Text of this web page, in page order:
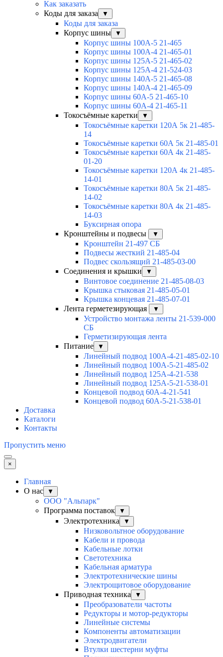
Как заказать
Коды для заказа
▼
Коды для заказа
Корпус шины
▼
Корпус шины 100А-5 21-465
Корпус шины 100А-4 21-465-01
Корпус шины 125А-5 21-465-02
Корпус шины 125А-4 21-524-03
Корпус шины 140А-5 21-465-08
Корпус шины 140А-4 21-465-09
Корпус шины 60А-5 21-465-10
Корпус шины 60А-4 21-465-11
Токосъёмные каретки
▼
Токосъёмные каретки 120А 5к 21-485-
14
Токосъёмные каретки 60А 5к 21-485-01
Токосъёмные каретки 60А 4к 21-485-
01-20
Токосъёмные каретки 120А 4к 21-485-
14-01
Токосъёмные каретки 80А 5к 21-485-
14-02
Токосъёмные каретки 80А 4к 21-485-
14-03
Буксирная опора
Кронштейны и подвесы
▼
Кронштейн 21-497 СБ
Подвесы жесткий 21-485-04
Подвес скользящий 21-485-03-00
Соединения и крышки
▼
Винтовое соединение 21-485-08-03
Крышка стыковая 21-485-05-01
Крышка концевая 21-485-07-01
Лента герметезирующая
▼
Устройство монтажа ленты 21-539-000
СБ
Герметизирующая лента
Питание
▼
Линейный подвод 100А-4-21-485-02-10
Линейный подвод 100А-5-21-485-02
Линейный подвод 125А-4-21-538
Линейный подвод 125А-5-21-538-01
Концевой подвод 60А-4-21-541
Концевой подвод 60А-5-21-538-01
Доставка
Каталоги
Контакты
Пропустить меню
×
Главная
О нас
▼
ООО "Альпарк"
Программа поставок
▼
Электротехника ▼
Низковольтное оборудование
Кабели и провода
Кабельные лотки
Светотехника
Кабельная арматура
Электротехнические шины
Электрощитовое оборудование
Приводная техника
▼
Преобразователи частоты
Редукторы и мотор-редукторы
Линейные системы
Компоненты автоматизации
Электродвигатели
Втулки шестерни муфты